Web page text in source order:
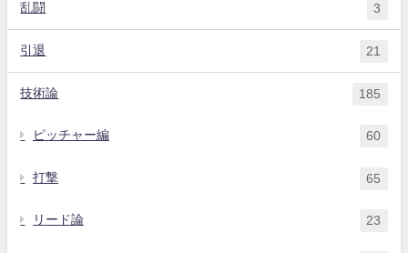
乱闘 3
引退 21
技術論 185
ピッチャー編 60
打撃 65
リード論 23